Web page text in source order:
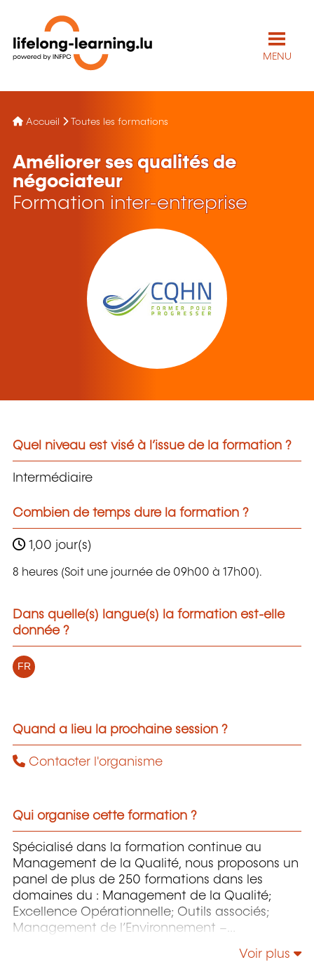
MENU
Accueil Toutes les formations
Améliorer ses qualités de
négociateur
Formation inter-entreprise
Quel niveau est visé à l’issue de la formation ?
Intermédiaire
Combien de temps dure la formation ?
1,00 jour(s)
8 heures (Soit une journée de 09h00 à 17h00).
Dans quelle(s) langue(s) la formation est-elle
donnée ?
FR
Quand a lieu la prochaine session ?
Contacter l'organisme
Qui organise cette formation ?
Spécialisé dans la formation continue au
Management de la Qualité, nous proposons un
panel de plus de 250 formations dans les
domaines du : Management de la Qualité;
Excellence Opérationnelle; Outils associés;
Management de l’Environnement –
Voir plus